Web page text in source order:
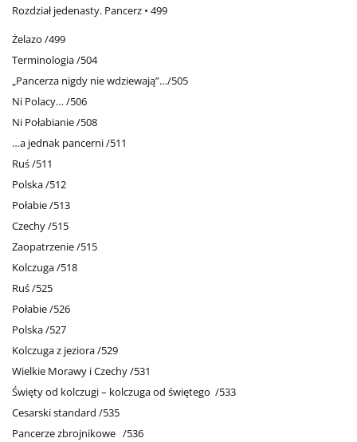
Rozdział jedenasty. Pancerz • 499
Żelazo /499
Terminologia /504
„Pancerza nigdy nie wdziewają”…/505
Ni Polacy… /506
Ni Połabianie /508
…a jednak pancerni /511
Ruś /511
Polska /512
Połabie /513
Czechy /515
Zaopatrzenie /515
Kolczuga /518
Ruś /525
Połabie /526
Polska /527
Kolczuga z jeziora /529
Wielkie Morawy i Czechy /531
Święty od kolczugi – kolczuga od świętego /533
Cesarski standard /535
Pancerze zbrojnikowe /536